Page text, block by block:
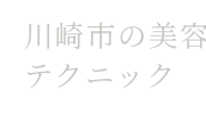
川崎市の美
テクニック